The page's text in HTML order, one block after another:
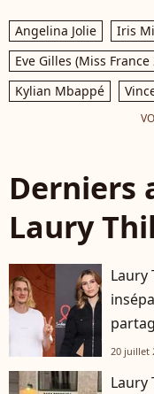
Angelina Jolie Iris
Eve Gilles (Miss France
Kylian Mbappé
Derniers
Laury
Laury
20 juillet
Laury